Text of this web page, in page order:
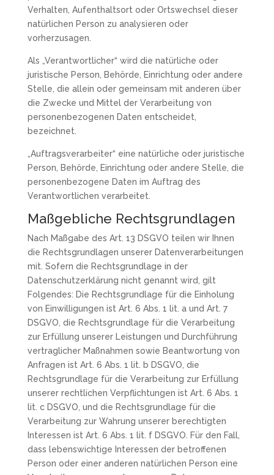
Verhalten, Aufenthaltsort oder Ortswechsel dieser
natürlichen Person zu analysieren oder
vorherzusagen.
Als „Verantwortlicher“ wird die natürliche oder
juristische Person, Behörde, Einrichtung oder andere
Stelle, die allein oder gemeinsam mit anderen über
die Zwecke und Mittel der Verarbeitung von
personenbezogenen Daten entscheidet,
bezeichnet.
„Auftragsverarbeiter“ eine natürliche oder juristische
Person, Behörde, Einrichtung oder andere Stelle, die
personenbezogene Daten im Auftrag des
Verantwortlichen verarbeitet.
Maßgebliche Rechtsgrundlagen
Nach Maßgabe des Art. 13 DSGVO teilen wir Ihnen
die Rechtsgrundlagen unserer Datenverarbeitungen
mit. Sofern die Rechtsgrundlage in der
Datenschutzerklärung nicht genannt wird, gilt
Folgendes: Die Rechtsgrundlage für die Einholung
von Einwilligungen ist Art. 6 Abs. 1 lit. a und Art. 7
DSGVO, die Rechtsgrundlage für die Verarbeitung
zur Erfüllung unserer Leistungen und Durchführung
vertraglicher Maßnahmen sowie Beantwortung von
Anfragen ist Art. 6 Abs. 1 lit. b DSGVO, die
Rechtsgrundlage für die Verarbeitung zur Erfüllung
unserer rechtlichen Verpflichtungen ist Art. 6 Abs. 1
lit. c DSGVO, und die Rechtsgrundlage für die
Verarbeitung zur Wahrung unserer berechtigten
Interessen ist Art. 6 Abs. 1 lit. f DSGVO. Für den Fall,
dass lebenswichtige Interessen der betroffenen
Person oder einer anderen natürlichen Person eine